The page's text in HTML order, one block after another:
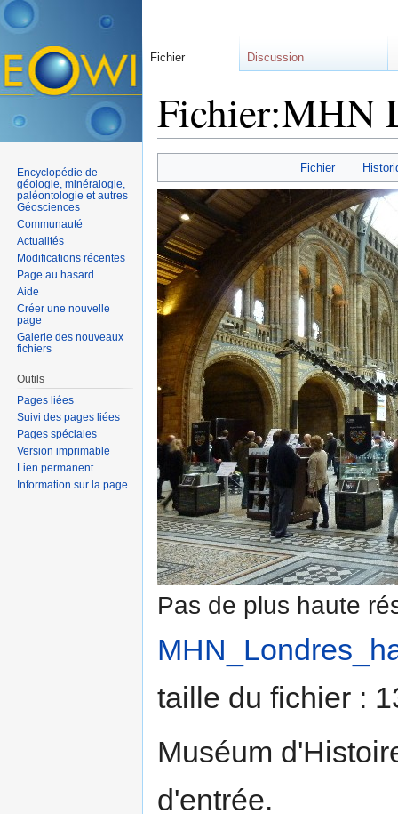
Fichier:MHN
Fichier
Pas de plus haute
taille du fichier :
Muséum
d'entrée.
Fichier Discussion
Encyclopédie de
géologie, minéralogie,
paléontologie et autres
Géosciences
Communauté
Actualités
Modifications récentes
Page au hasard
Aide
Créer une nouvelle
page
Galerie des nouveaux
fichiers
Outils
Pages liées
Suivi des pages liées
Pages spéciales
Version imprimable
Lien permanent
Information sur la page